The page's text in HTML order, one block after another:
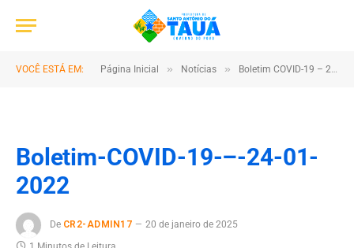
VOCÊ ESTÁ EM: Página Inicial » Notícias » Boletim COVID-19 – 24/01/2022
Boletim-COVID-19-–-24-01-
2022
De CR2-ADMIN17
20 de janeiro de 2025